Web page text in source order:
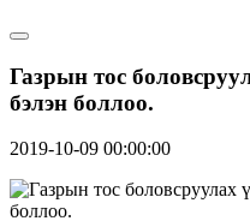
Газрын тос
бэлэн боллоо.
2019-10-09 00:00:00